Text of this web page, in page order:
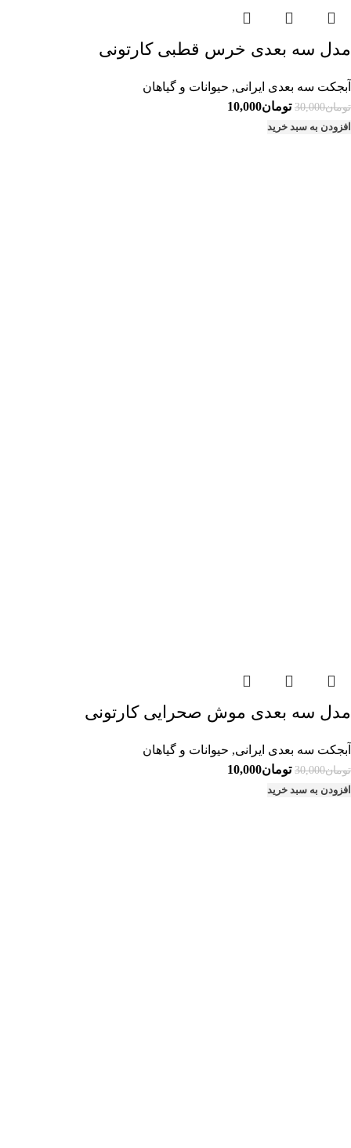
مدل سه بعدی خرس قطبی کارتونی
آبجکت سه بعدی ایرانی, حیوانات و گیاهان
تومان30,000قیمت
اصلی:
تومان10,000
افزودن به سبد خرید
مدل سه بعدی موش صحرایی کارتونی
آبجکت سه بعدی ایرانی, حیوانات و گیاهان
تومان30,000قیمت
اصلی:
تومان10,000
افزودن به سبد خرید